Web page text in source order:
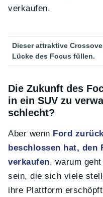
verkaufen.
Dieser attraktive
Lücke des Focus füllen.
Die Zukunft des
in ein SUV zu
schlecht?
Aber wenn Ford
beschlossen hat, den
verkaufen, warum
sein, die sich viele
ihre Plattform